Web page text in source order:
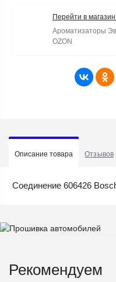
Перейти в
Ароматизаторы
OZON
Описание товара Отзывов
Cоединение 606426
Рекомендуем